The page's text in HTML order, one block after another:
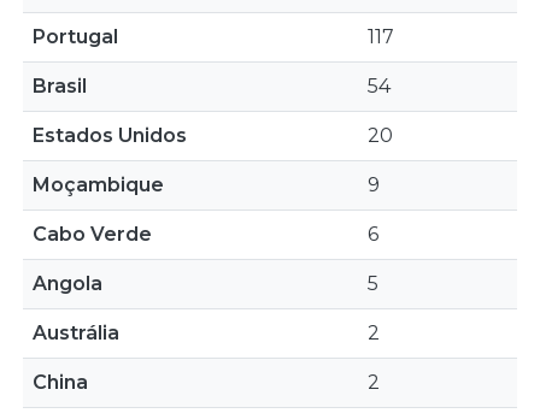
Portugal 117
Brasil 54
Estados Unidos 20
Moçambique 9
Cabo Verde 6
Angola 5
Austrália 2
China 2